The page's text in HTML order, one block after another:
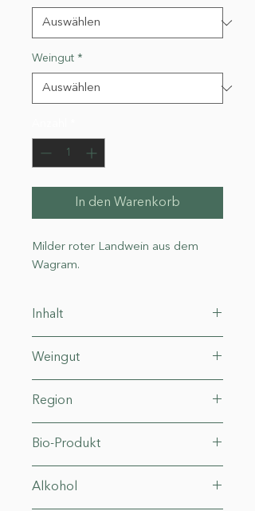
Weingut *
In den Warenkorb
Milder roter Landwein aus dem
Wagram.
Inhalt
Weingut
Region
Bio-Produkt
Alkohol